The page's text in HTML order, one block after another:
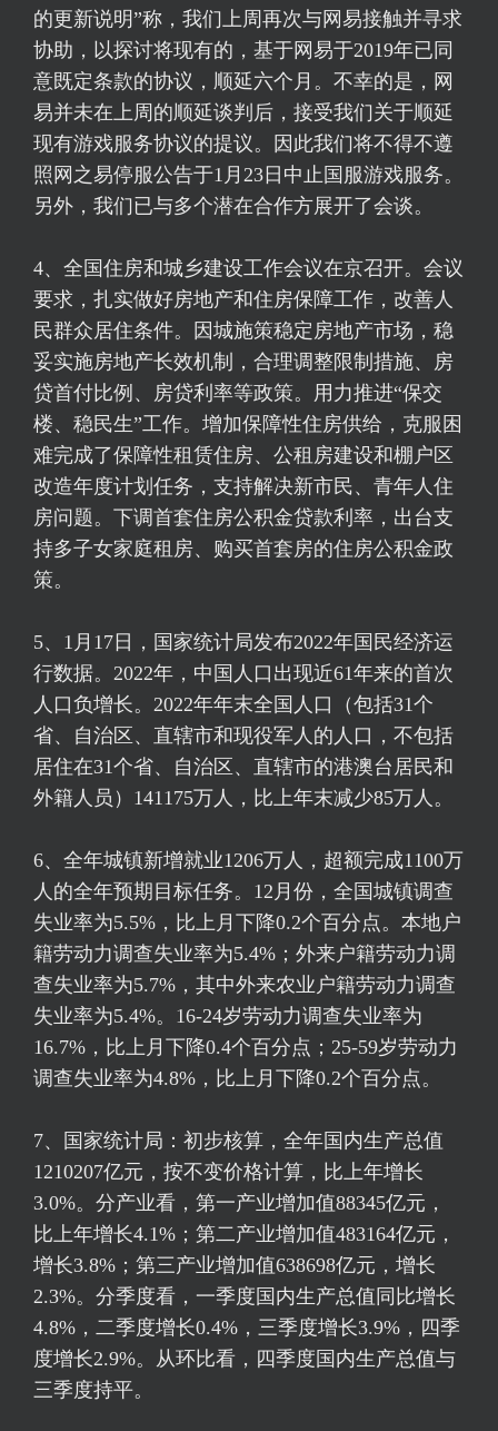
的更新说明”称，我们上周再次与网易接触并寻求
协助，以探讨将现有的，基于网易于2019年已同
意既定条款的协议，顺延六个月。不幸的是，网
易并未在上周的顺延谈判后，接受我们关于顺延
现有游戏服务协议的提议。因此我们将不得不遵
照网之易停服公告于1月23日中止国服游戏服务。
另外，我们已与多个潜在合作方展开了会谈。
4、全国住房和城乡建设工作会议在京召开。会议
要求，扎实做好房地产和住房保障工作，改善人
民群众居住条件。因城施策稳定房地产市场，稳
妥实施房地产长效机制，合理调整限制措施、房
贷首付比例、房贷利率等政策。用力推进“保交
楼、稳民生”工作。增加保障性住房供给，克服困
难完成了保障性租赁住房、公租房建设和棚户区
改造年度计划任务，支持解决新市民、青年人住
房问题。下调首套住房公积金贷款利率，出台支
持多子女家庭租房、购买首套房的住房公积金政
策。
5、1月17日，国家统计局发布2022年国民经济运
行数据。2022年，中国人口出现近61年来的首次
人口负增长。2022年年末全国人口（包括31个
省、自治区、直辖市和现役军人的人口，不包括
居住在31个省、自治区、直辖市的港澳台居民和
外籍人员）141175万人，比上年末减少85万人。
6、全年城镇新增就业1206万人，超额完成1100万
人的全年预期目标任务。12月份，全国城镇调查
失业率为5.5%，比上月下降0.2个百分点。本地户
籍劳动力调查失业率为5.4%；外来户籍劳动力调
查失业率为5.7%，其中外来农业户籍劳动力调查
失业率为5.4%。16-24岁劳动力调查失业率为
16.7%，比上月下降0.4个百分点；25-59岁劳动力
调查失业率为4.8%，比上月下降0.2个百分点。
7、国家统计局：初步核算，全年国内生产总值
1210207亿元，按不变价格计算，比上年增长
3.0%。分产业看，第一产业增加值88345亿元，
比上年增长4.1%；第二产业增加值483164亿元，
增长3.8%；第三产业增加值638698亿元，增长
2.3%。分季度看，一季度国内生产总值同比增长
4.8%，二季度增长0.4%，三季度增长3.9%，四季
度增长2.9%。从环比看，四季度国内生产总值与
三季度持平。